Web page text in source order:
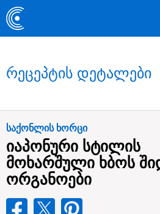
რეცეპტის დეტალები
საქონლის ხორცი
იაპონური სტილის
მოხარშული ხბოს
ორგანოები